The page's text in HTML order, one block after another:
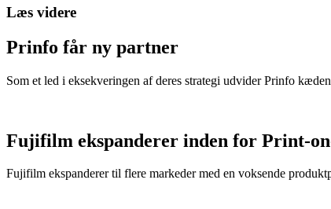
Læs videre
Prinfo får ny partner
Som et led i eksekveringen af deres strategi udvider Prinfo
Fujifilm ekspanderer inden for Print-
Fujifilm ekspanderer til flere markeder med en voksende